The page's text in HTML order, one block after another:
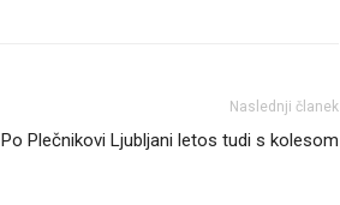
Naslednji članek
Po Plečnikovi Ljubljani letos tudi s kolesom